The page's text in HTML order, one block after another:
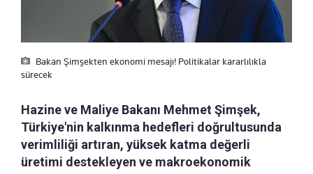
Bakan Şimşekten ekonomi mesajı! Politikalar kararlılıkla
sürecek
Hazine ve Maliye Bakanı Mehmet Şimşek,
Türkiye'nin kalkınma hedefleri doğrultusunda
verimliliği artıran, yüksek katma değerli
üretimi destekleyen ve makroekonomik